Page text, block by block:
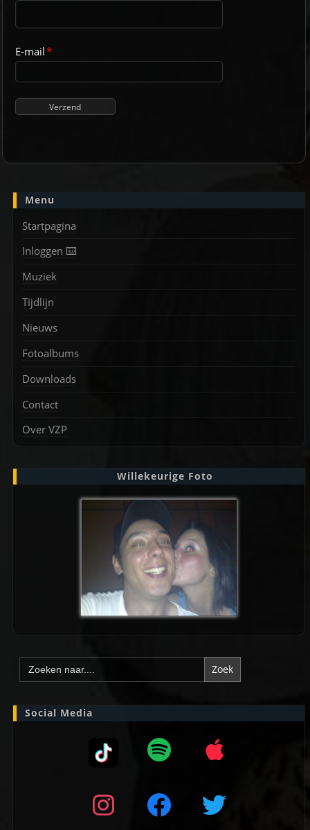
E-mail*
Menu
Startpagina
Inloggen ⌨️
Muziek
Tijdlijn
Nieuws
Fotoalbums
Downloads
Contact
Over VZP
Willekeurige Foto
Zoek
naar:
Social Media